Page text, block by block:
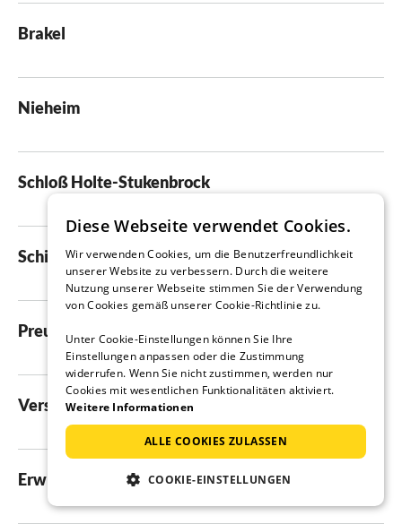
Brakel
Nieheim
Schloß Holte-Stukenbrock
Schieder-Schwalenberg
Preußisch Oldendorf
Versmold
Erwitte
Diese Webseite verwendet Cookies.
Wir verwenden Cookies, um die Benutzerfreundlichkeit
unserer Website zu verbessern. Durch die weitere
Nutzung unserer Webseite stimmen Sie der Verwendung
von Cookies gemäß unserer Cookie-Richtlinie zu.
Unter Cookie-Einstellungen können Sie Ihre
Einstellungen anpassen oder die Zustimmung
widerrufen. Wenn Sie nicht zustimmen, werden nur
Cookies mit wesentlichen Funktionalitäten aktiviert.
Weitere Informationen
ALLE COOKIES ZULASSEN
COOKIE-EINSTELLUNGEN